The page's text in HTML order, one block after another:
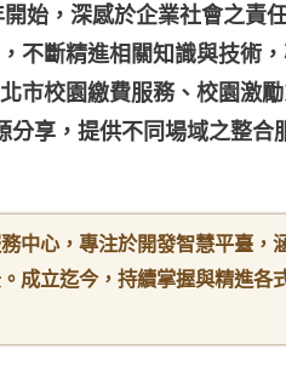
始，深感於企業社會之責
不斷精進相關知識與技術
市校園繳費服務、校園激
享，提供不同場域之整合
中心，專注於開發智慧平臺，
成立迄今，持續掌握與精進各